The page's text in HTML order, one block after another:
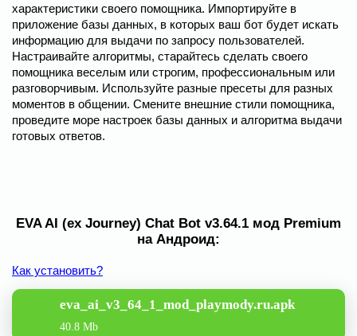
характеристики своего помощника. Импортируйте в
приложение базы данных, в которых ваш бот будет искать
информацию для выдачи по запросу пользователей.
Настраивайте алгоритмы, старайтесь сделать своего
помощника веселым или строгим, профессиональным или
разговорчивым. Используйте разные пресеты для разных
моментов в общении. Смените внешние стили помощника,
проведите море настроек базы данных и алгоритма выдачи
готовых ответов.
EVA AI (ex Journey) Chat Bot v3.64.1 мод Premium
на Андроид:
Как установить?
eva_ai_v3_64_1_mod_playmody.ru.apk
40.8 Mb